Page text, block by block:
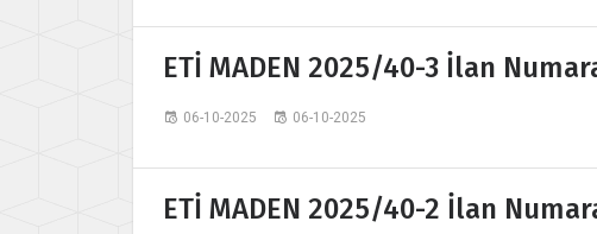
ETİ MADEN 2025/40-3 İlan
06-10-2025 06-10-2025
ETİ MADEN 2025/40-2 İlan